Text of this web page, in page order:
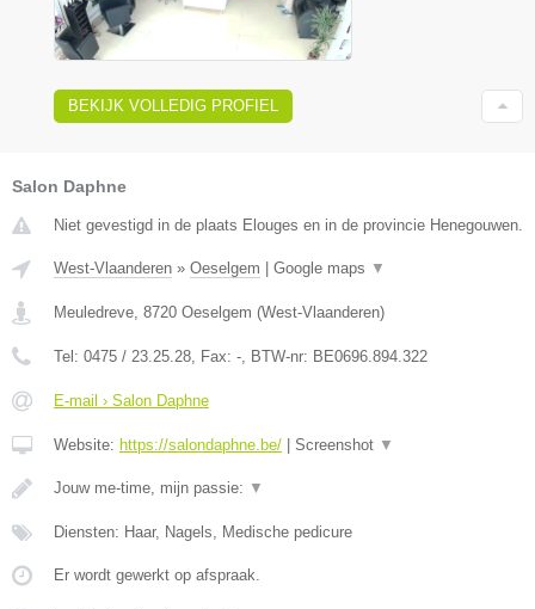
BEKIJK VOLLEDIG PROFIEL
Salon Daphne
Niet gevestigd in de plaats Elouges en in de provincie Henegouwen.
West-Vlaanderen » Oeselgem Google maps ▼
Meuledreve, 8720 Oeselgem (West-Vlaanderen)
Tel: 0475 / 23.25.28, Fax: -, BTW-nr: BE0696.894.322
E-mail › Salon Daphne
Website: https://salondaphne.be/ Screenshot ▼
Jouw me-time, mijn passie: ▼
Diensten: Haar, Nagels, Medische pedicure
Er wordt gewerkt op afspraak.